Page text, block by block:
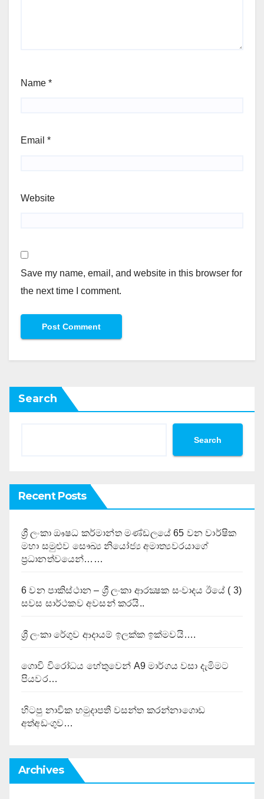
Name *
Email *
Website
Save my name, email, and website in this browser for
the next time I comment.
Search
Search
Recent Posts
ශ්‍රී ලංකා ඖෂධ කර්මාන්ත මණ්ඩලයේ 65 වන වාර්ෂික
මහා සමුළුව සෞඛ්‍ය නියෝජ්‍ය අමාත්‍යවරයාගේ
ප්‍රධානත්වයෙන්……
6 වන පාකිස්ථාන – ශ්‍රී ලංකා ආරක්‍ෂක සංවාදය ඊයේ ( 3)
සවස සාර්ථකව අවසන් කරයි..
ශ්‍රී ලංකා රේගුව ආදායම් ඉලක්ක ඉක්මවයි….
ගොවි විරෝධය හේතුවෙන් A9 මාර්ගය වසා දැමිමට
පියවර…
හිටපු නාවික හමුදාපති වසන්ත කරන්නාගොඩ
අත්අඩංගුව…
Archives